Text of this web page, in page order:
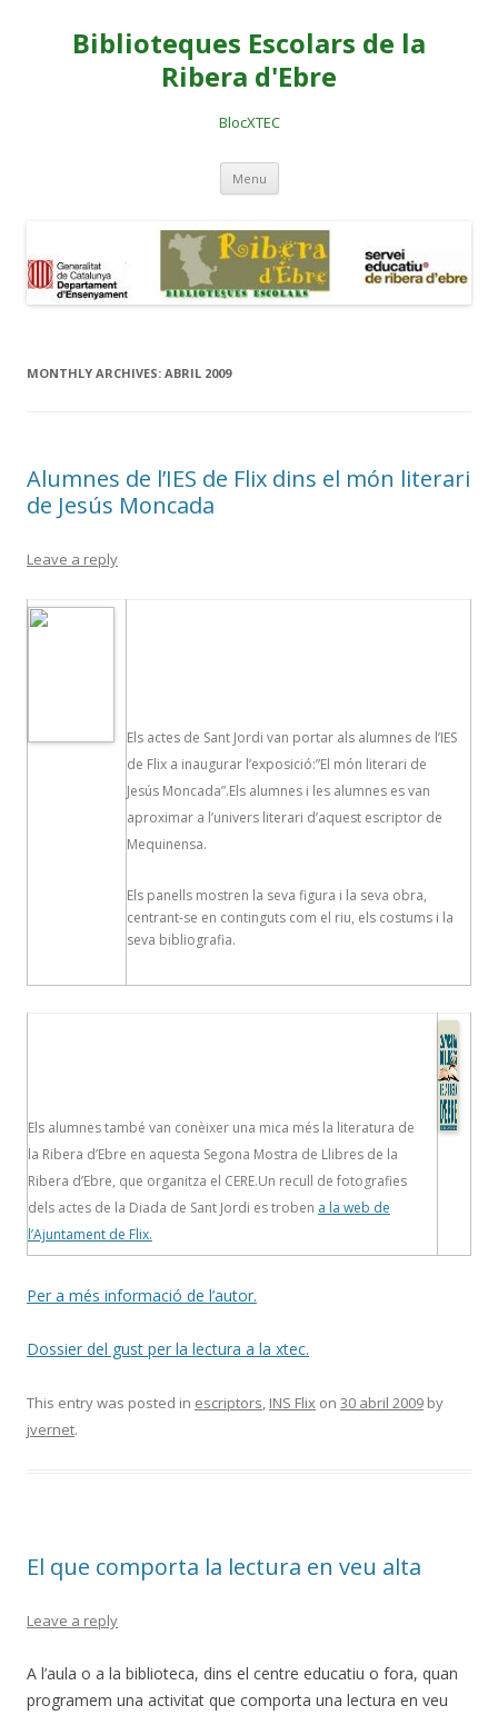
Biblioteques Escolars de la
Ribera d'Ebre
BlocXTEC
Menu Skip
content
MONTHLY ARCHIVES: ABRIL 2009
Alumnes de l’IES de Flix dins el món literari
de Jesús Moncada
Leave a reply
Els actes de Sant Jordi van portar als alumnes de l’IES
de Flix a inaugurar l’exposició:”El món literari de
Jesús Moncada”.Els alumnes i les alumnes es van
aproximar a l’univers literari d’aquest escriptor de
Mequinensa.
Els panells mostren la seva figura i la seva obra,
centrant-se en continguts com el riu, els costums i la
seva bibliografia.
Els alumnes també van conèixer una mica més la literatura de
la Ribera d’Ebre en aquesta Segona Mostra de Llibres de la
Ribera d’Ebre, que organitza el CERE.Un recull de fotografies
dels actes de la Diada de Sant Jordi es troben a la web de
l’Ajuntament de Flix.
Per a més informació de l’autor.
Dossier del gust per la lectura a la xtec.
This entry was posted in escriptors, INS Flix on 30 abril 2009 by
jvernet.
El que comporta la lectura en veu alta
Leave a reply
A l’aula o a la biblioteca, dins el centre educatiu o fora, quan
programem una activitat que comporta una lectura en veu